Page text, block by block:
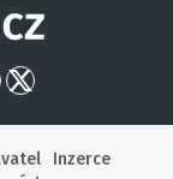
Globe24
Přejít
Inzerce